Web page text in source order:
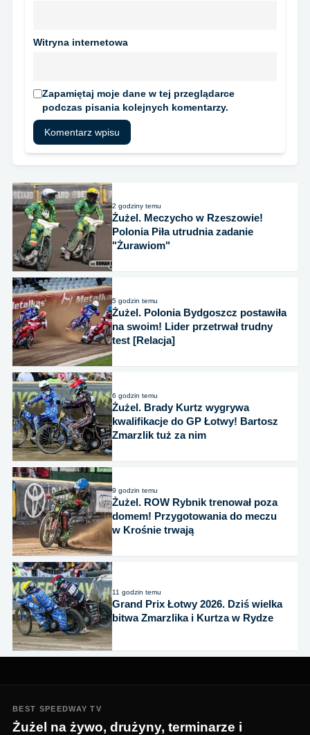
Witryna internetowa
Zapamiętaj moje dane w tej przeglądarce
podczas pisania kolejnych komentarzy.
2 godziny temu
Żużel. Meczycho w Rzeszowie!
Polonia Piła utrudnia zadanie
"Żurawiom"
5 godzin temu
Żużel. Polonia Bydgoszcz postawiła
na swoim! Lider przetrwał trudny
test [Relacja]
6 godzin temu
Żużel. Brady Kurtz wygrywa
kwalifikacje do GP Łotwy! Bartosz
Zmarzlik tuż za nim
9 godzin temu
Żużel. ROW Rybnik trenował poza
domem! Przygotowania do meczu
w Krośnie trwają
11 godzin temu
Grand Prix Łotwy 2026. Dziś wielka
bitwa Zmarzlika i Kurtza w Rydze
BEST SPEEDWAY TV
Żużel na żywo, drużyny, terminarze i